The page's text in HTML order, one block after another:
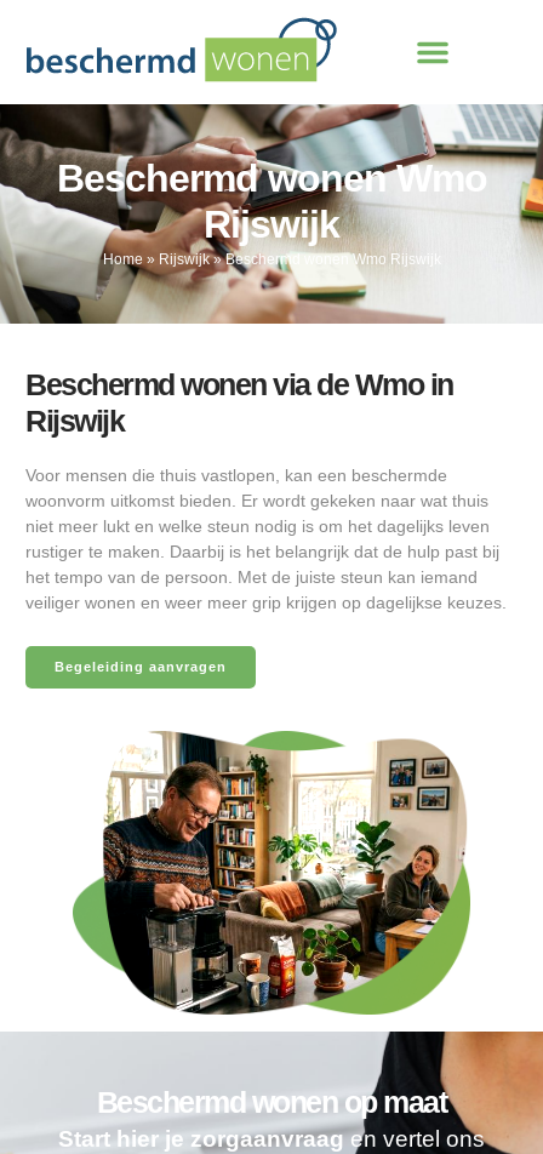
Beschermd wonen Wmo
Rijswijk
Home» Rijswijk»Beschermd wonen Wmo Rijswijk
Beschermd wonen via de Wmo in
Rijswijk
Voor mensen die thuis vastlopen, kan een beschermde
woonvorm uitkomst bieden. Er wordt gekeken naar wat thuis
niet meer lukt en welke steun nodig is om het dagelijks leven
rustiger te maken. Daarbij is het belangrijk dat de hulp past bij
het tempo van de persoon. Met de juiste steun kan iemand
veiliger wonen en weer meer grip krijgen op dagelijkse keuzes.
Begeleiding aanvragen
Beschermd wonen op maat
Start hier je zorgaanvraagen vertel ons